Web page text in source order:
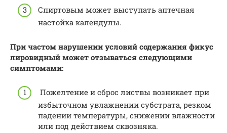
Спиртовым может выступать аптечная
настойка календулы.
При частом нарушении условий содержания фикус
лировидный может отзываться следующими
симптомами:
Пожелтение и сброс листвы возникает при
избыточном увлажнении субстрата, резком
падении температуры, снижении влажности
или под действием сквозняка.